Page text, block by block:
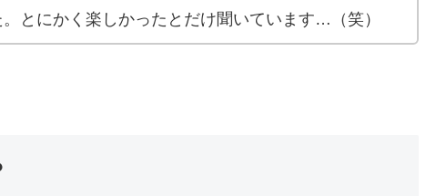
とにかく楽しかったとだけ聞いています…（笑）